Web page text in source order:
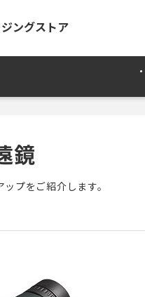
ングストア
鏡
プをご紹介します。